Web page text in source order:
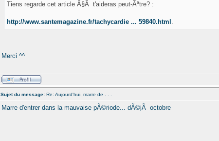
Tiens regarde cet article Ã§Ã t'aideras peut-Ãªtre? :
http://www.santemagazine.fr/tachycardie ... 59840.html .
Merci ^^
Sujet du message: Re: Aujourd'hui, marre de . . .
Marre d'entrer dans la mauvaise pÃ©riode... dÃ©jÃ octobre